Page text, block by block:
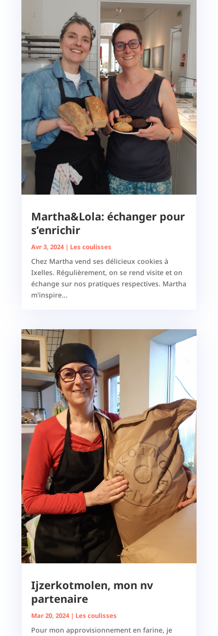
Martha&Lola: échanger pour
s’enrichir
Avr 3, 2024| Les coulisses
Chez Martha vend ses délicieux cookies à
Ixelles. Régulièrement, on se rend visite et on
échange sur nos pratiques respectives. Martha
m'inspire...
Ijzerkotmolen, mon nv
partenaire
Mar 20, 2024| Les coulisses
Pour mon approvisionnement en farine, je